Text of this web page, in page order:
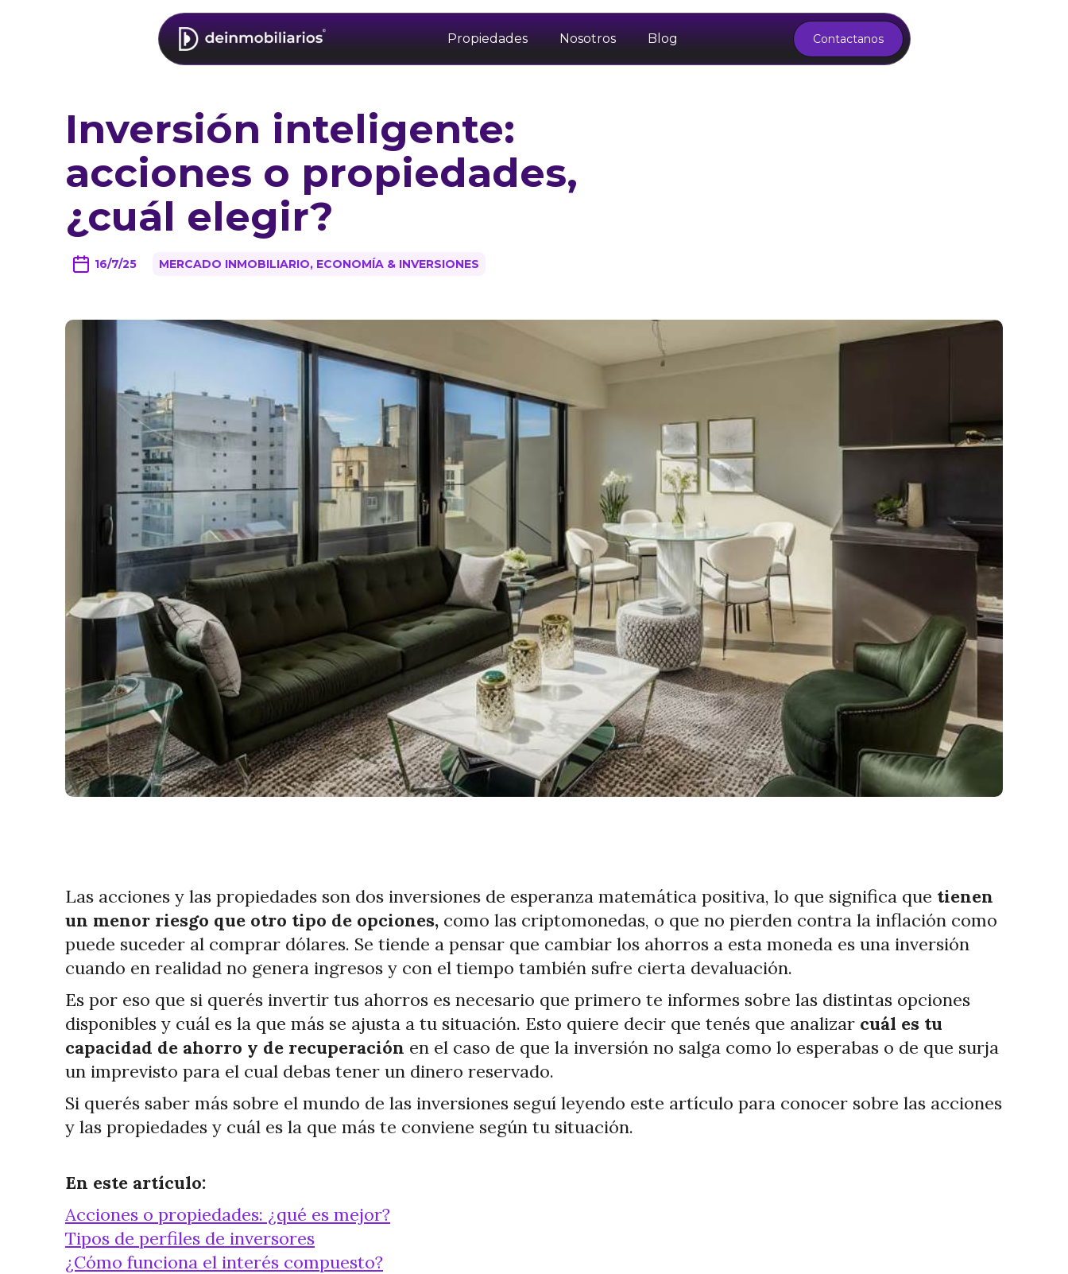
Inversión inteligente:
acciones o propiedades,
¿cuál elegir?
16/7/25 MERCADO INMOBILIARIO, ECONOMÍA & INVERSIONES
Propiedades Nosotros Blog Contactanos
Las acciones y las propiedades son dos inversiones de esperanza matemática positiva, lo que significa que tienen
un menor riesgo que otro tipo de opciones, como las criptomonedas, o que no pierden contra la inflación como
puede suceder al comprar dólares. Se tiende a pensar que cambiar los ahorros a esta moneda es una inversión
cuando en realidad no genera ingresos y con el tiempo también sufre cierta devaluación.
Es por eso que si querés invertir tus ahorros es necesario que primero te informes sobre las distintas opciones
disponibles y cuál es la que más se ajusta a tu situación. Esto quiere decir que tenés que analizar cuál es tu
capacidad de ahorro y de recuperación en el caso de que la inversión no salga como lo esperabas o de que surja
un imprevisto para el cual debas tener un dinero reservado.
Si querés saber más sobre el mundo de las inversiones seguí leyendo este artículo para conocer sobre las acciones
y las propiedades y cuál es la que más te conviene según tu situación.
En este artículo:
Acciones o propiedades: ¿qué es mejor?
Tipos de perfiles de inversores
¿Cómo funciona el interés compuesto?